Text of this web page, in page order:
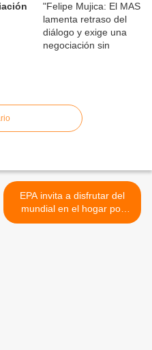
EPA invita a disfrutar del
mundial en el hogar por
compras realizadas entre 5